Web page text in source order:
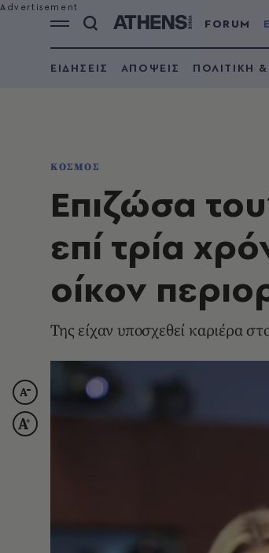
FORUM
ΕΙΔΗΣΕΙΣ ΑΠΟΨΕΙΣ ΠΟΛΙΤΙΚΗ
ΚΟΣΜΟΣ
Επιζώσα
επί τρία
οίκον
Της είχαν υποσχεθεί καριέρα στο